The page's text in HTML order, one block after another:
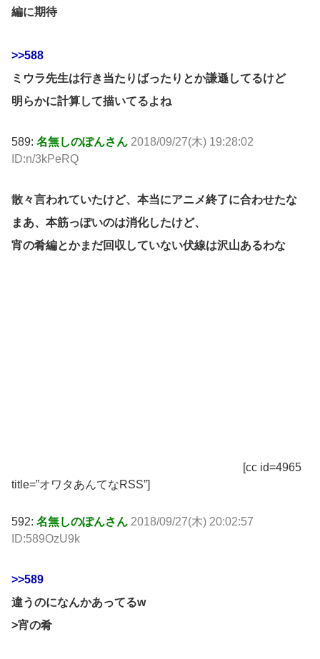
編に期待
>>588
ミウラ先生は行き当たりばったりとか謙遜してるけど
明らかに計算して描いてるよね
589: 名無しのぽんさん 2018/09/27(木) 19:28:02
ID:n/3kPeRQ
散々言われていたけど、本当にアニメ終了に合わせたな
まあ、本筋っぽいのは消化したけど、
宵の肴編とかまだ回収していない伏線は沢山あるわな
[cc id=4965
title=”オワタあんてなRSS”]
592: 名無しのぽんさん 2018/09/27(木) 20:02:57
ID:589OzU9k
>>589
違うのになんかあってるw
>宵の肴